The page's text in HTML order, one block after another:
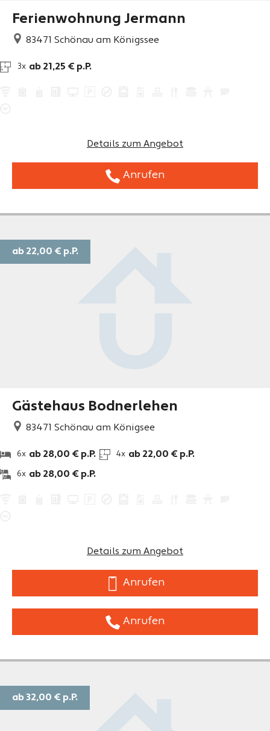
Ferienwohnung Jermann
83471 Schönau am Königssee
3x ab 21,25 € p.P.
Details zum Angebot
Anrufen
Gästehaus Bodnerlehen
83471 Schönau am Königsee
6x ab 28,00 € p.P.
6x ab 28,00 € p.P.
4x ab 22,00 € p.P.
Details zum Angebot
Anrufen
Anrufen
ab 22,00 € p.P.
ab 32,00 € p.P.